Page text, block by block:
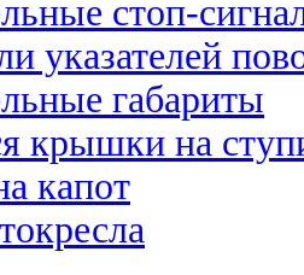
стоп-
указателей
габариты
крышки на
капот